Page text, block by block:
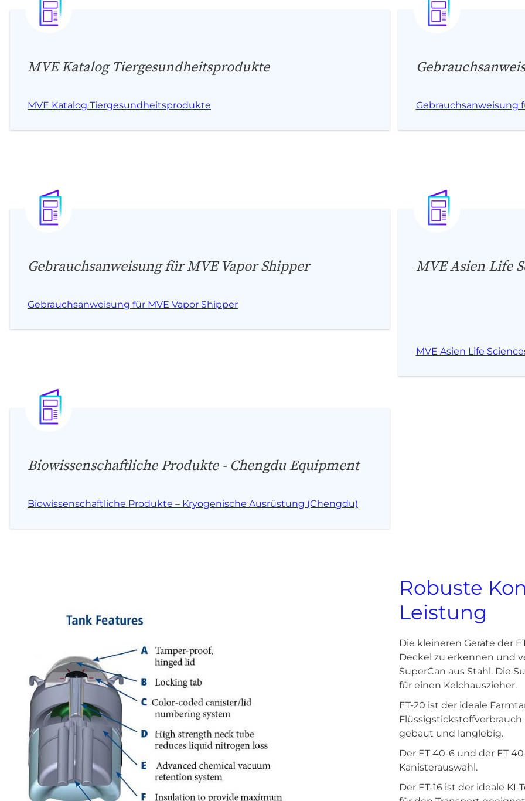
MVE Katalog Tiergesundheitsprodukte
MVE Katalog Tiergesundheitsprodukte Gebrauchsanweisung
Gebrauchsanweisung für MVE Vapor Shipper
Gebrauchsanweisung für MVE Vapor Shipper
MVE Asien Life
MVE Asien Life
Biowissenschaftliche Produkte - Chengdu Equipment
Biowissenschaftliche Produkte – Kryogenische Ausrüstung (Chengdu)
Robuste
Leistung
Die kleineren Geräte der
Deckel zu erkennen und
SuperCan aus Stahl. Die
für einen Kelchauszieher.
ET-20 ist der ideale
gebaut und langlebig.
Der ET 40-6 und der ET
Kanisterauswahl.
Der ET-16 ist der ideale